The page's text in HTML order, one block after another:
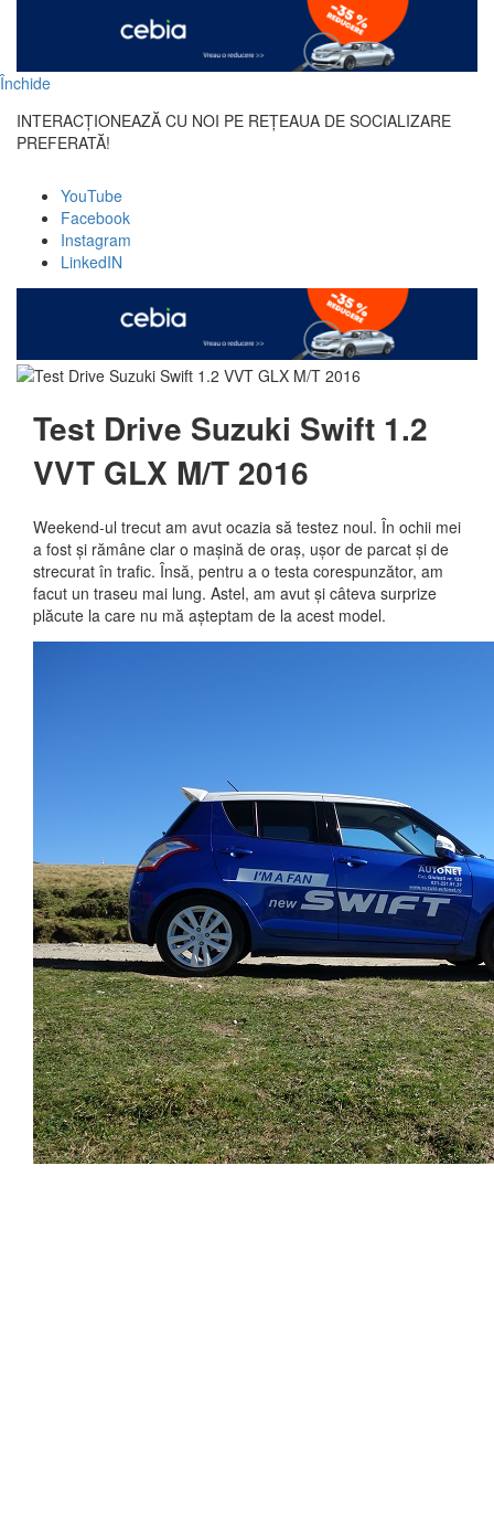
Închide
INTERACȚIONEAZĂ CU NOI PE REȚEAUA DE SOCIALIZARE
PREFERATĂ!
YouTube
Facebook
Instagram
LinkedIN
Test Drive Suzuki Swift 1.2
VVT GLX M/T 2016
Weekend-ul trecut am avut ocazia să testez noul. În ochii mei
a fost și rămâne clar o mașină de oraș, ușor de parcat și de
strecurat în trafic. Însă, pentru a o testa corespunzător, am
facut un traseu mai lung. Astel, am avut și câteva surprize
plăcute la care nu mă așteptam de la acest model.